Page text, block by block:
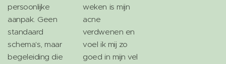
persoonlijke
aanpak. Geen
standaard
schema's, maar
begeleiding die
weken is mijn
acne
verdwenen en
voel ik mij zo
goed in mijn vel